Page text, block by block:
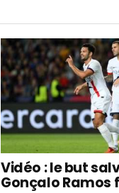
Vidéo : le but
Gonçalo Ramos